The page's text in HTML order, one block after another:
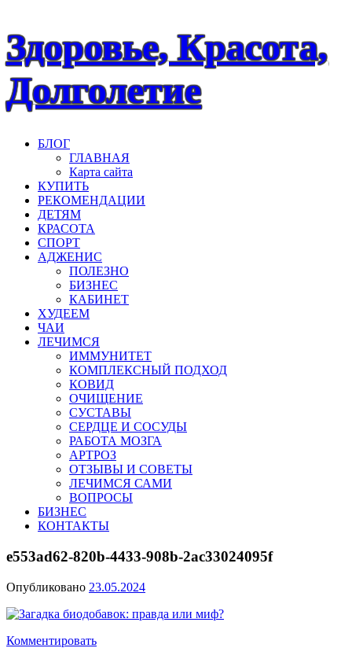
Наверх
Здоровье, Красота,
Долголетие
БЛОГ
ГЛАВНАЯ
Карта сайта
КУПИТЬ
РЕКОМЕНДАЦИИ
ДЕТЯМ
КРАСОТА
СПОРТ
АДЖЕНИС
ПОЛЕЗНО
БИЗНЕС
КАБИНЕТ
ХУДЕЕМ
ЧАИ
ЛЕЧИМСЯ
ИММУНИТЕТ
КОМПЛЕКСНЫЙ ПОДХОД
КОВИД
ОЧИЩЕНИЕ
СУСТАВЫ
СЕРДЦЕ И СОСУДЫ
РАБОТА МОЗГА
АРТРОЗ
ОТЗЫВЫ И СОВЕТЫ
ЛЕЧИМСЯ САМИ
ВОПРОСЫ
БИЗНЕС
КОНТАКТЫ
e553ad62-820b-4433-908b-2ac33024095f
Опубликовано 23.05.2024
Комментировать